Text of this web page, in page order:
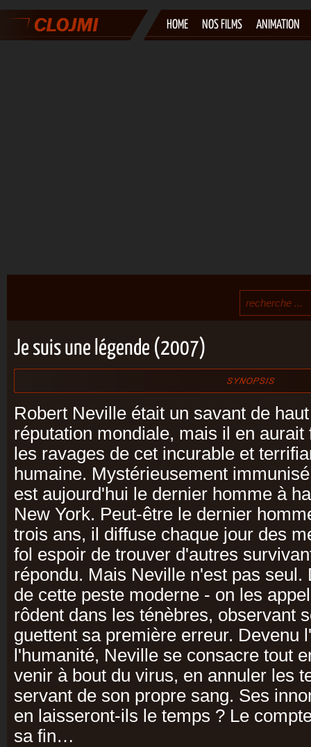
HOME NOS FILMS ANIMATION
Je suis une légende (2007)
Robert Neville était un savant de
réputation mondiale, mais il en
les ravages de cet incurable et
humaine. Mystérieusement
est aujourd'hui le dernier homme à
New York. Peut-être le dernier
trois ans, il diffuse chaque jour des
fol espoir de trouver d'autres
répondu. Mais Neville n'est pas
de cette peste moderne - on les
rôdent dans les ténèbres, observant
guettent sa première erreur. Devenu
l'humanité, Neville se consacre tout
venir à bout du virus, en annuler les
servant de son propre sang. Ses
en laisseront-ils le temps ? Le
sa fin…